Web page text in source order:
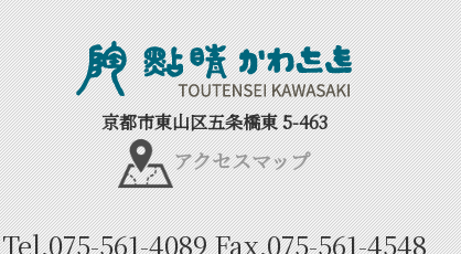
京都市東山区五条橋東 5-463
アクセスマップ
Tel.075-561-4089Fax.075-561-4548